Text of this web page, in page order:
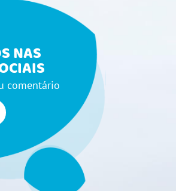
NAS
comentário